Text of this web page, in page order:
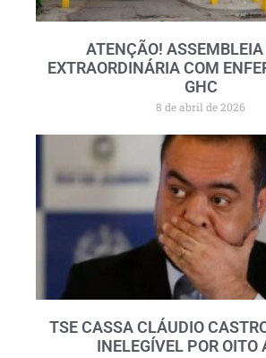
ATENÇÃO! ASSEMBLEIA
EXTRAORDINÁRIA COM
GHC
8 de abril de 2026
TSE CASSA CLÁUDIO
INELEGÍVEL POR OITO